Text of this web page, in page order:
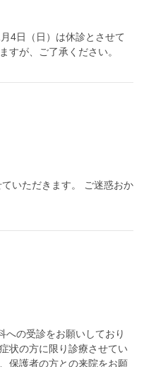
4日（日）は休診とさせて
すが、ご了承ください。
いただきます。 ご迷惑おか
への受診をお願いしており
状の方に限り診療させてい
保護者の方との来院をお願